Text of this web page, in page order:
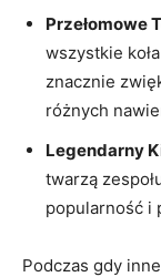
Przełomowe
wszystkie
znacznie
różnych
Legendarny
twarzą
popularność i
Podczas gdy